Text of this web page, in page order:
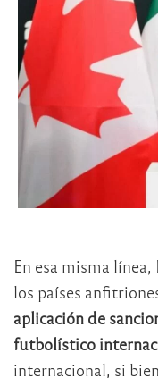
En esa misma
los países
aplicación de
futbolístico
internacional, si